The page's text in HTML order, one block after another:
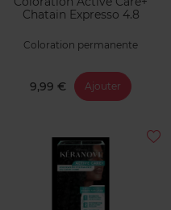
Chatain Expresso 4.8
Coloration permanente
9,99 € Ajouter